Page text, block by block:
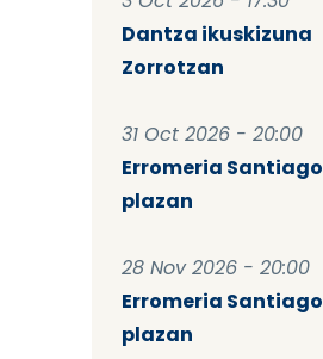
Dantza ikuskizuna
Zorrotzan
31 Oct 2026 - 20:00
Erromeria Santiago
plazan
28 Nov 2026 - 20:00
Erromeria Santiago
plazan